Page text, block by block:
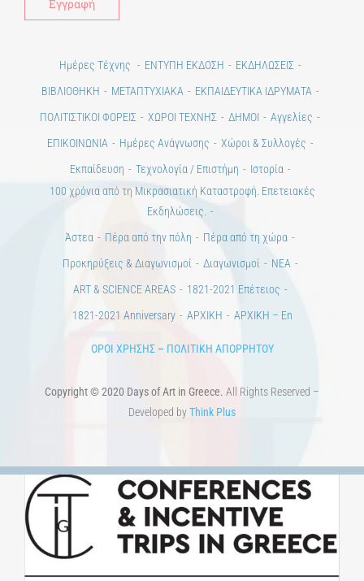
Ημέρες Τέχνης ΕΝΤΥΠΗ ΕΚΔΟΣΗ
ΕΚΔΗΛΩΣΕΙΣ
ΒΙΒΛΙΟΘΗΚΗ
ΜΕΤΑΠΤΥΧΙΑΚΑ
ΕΚΠΑΙΔΕΥΤΙΚΑ ΙΔΡΥΜΑΤΑ
ΠΟΛΙΤΙΣΤΙΚΟΙ ΦΟΡΕΙΣ
ΧΩΡΟΙ ΤΕΧΝΗΣ ΔΗΜΟΙ
Αγγελίες
ΕΠΙΚΟΙΝΩΝΙΑ
Ημέρες Ανάγνωσης
Χώροι & Συλλογές
Εκπαίδευση
Τεχνολογία / Επιστήμη
Ιστορία
100 χρόνια από τη Μικρασιατική Καταστροφή. Επετειακές
Εκδηλώσεις.
Άστεα
Πέρα από την πόλη
Πέρα από τη χώρα
Προκηρύξεις & Διαγωνισμοί
Διαγωνισμοί
ΝΕΑ
ART & SCIENCE AREAS
1821-2021 Επέτειος
1821-2021 Anniversary
ΑΡΧΙΚΗ ΑΡΧΙΚΗ – En
ΟΡΟΙ ΧΡΗΣΗΣ– ΠΟΛΙΤΙΚΗ ΑΠΟΡΡΗΤΟΥ
Copyright © 2020 Days of Art in Greece. All Rights Reserved –
Developed byThink Plus